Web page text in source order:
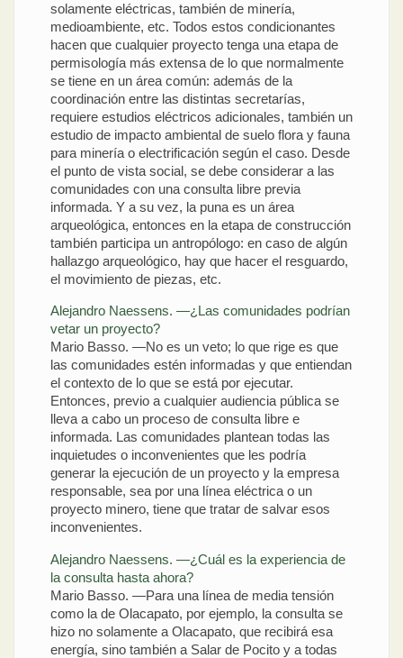
solamente eléctricas, también de minería,
medioambiente, etc. Todos estos condicionantes
hacen que cualquier proyecto tenga una etapa de
permisología más extensa de lo que normalmente
se tiene en un área común: además de la
coordinación entre las distintas secretarías,
requiere estudios eléctricos adicionales, también un
estudio de impacto ambiental de suelo flora y fauna
para minería o electrificación según el caso. Desde
el punto de vista social, se debe considerar a las
comunidades con una consulta libre previa
informada. Y a su vez, la puna es un área
arqueológica, entonces en la etapa de construcción
también participa un antropólogo: en caso de algún
hallazgo arqueológico, hay que hacer el resguardo,
el movimiento de piezas, etc.
Alejandro Naessens. —¿Las comunidades podrían
vetar un proyecto?
Mario Basso. —No es un veto; lo que rige es que
las comunidades estén informadas y que entiendan
el contexto de lo que se está por ejecutar.
Entonces, previo a cualquier audiencia pública se
lleva a cabo un proceso de consulta libre e
informada. Las comunidades plantean todas las
inquietudes o inconvenientes que les podría
generar la ejecución de un proyecto y la empresa
responsable, sea por una línea eléctrica o un
proyecto minero, tiene que tratar de salvar esos
inconvenientes.
Alejandro Naessens. —¿Cuál es la experiencia de
la consulta hasta ahora?
Mario Basso. —Para una línea de media tensión
como la de Olacapato, por ejemplo, la consulta se
hizo no solamente a Olacapato, que recibirá esa
energía, sino también a Salar de Pocito y a todas